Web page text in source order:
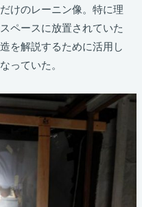
けのレーニン像。特に理
ペースに放置されていた
を解説するために活用し
っていた。